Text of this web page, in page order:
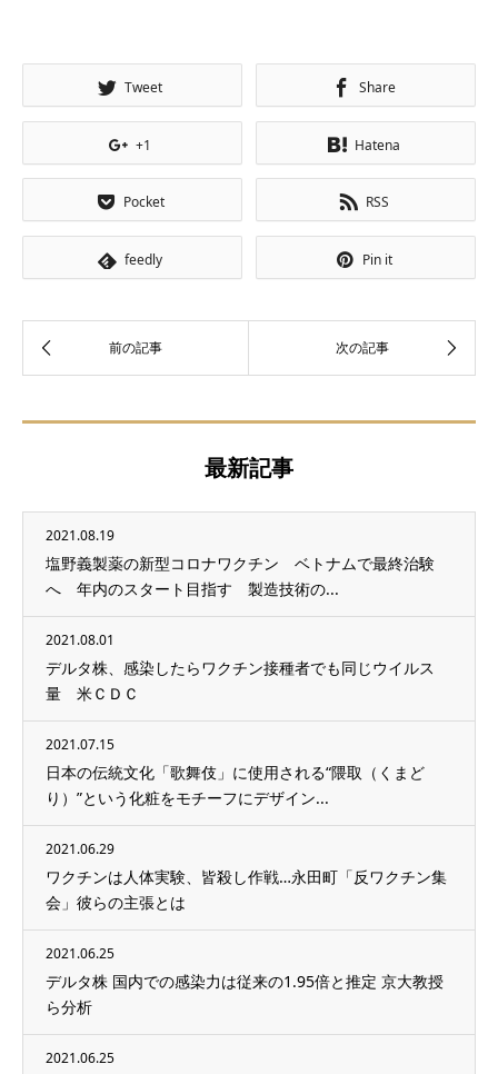
Tweet Share
+1 Hatena
Pocket RSS
feedly Pin it
最新記事
2021.08.19
塩野義製薬の新型コロナワクチン ベトナムで最終治験
へ 年内のスタート目指す 製造技術の...
2021.08.01
デルタ株、感染したらワクチン接種者でも同じウイルス
量 米ＣＤＣ
2021.07.15
日本の伝統文化「歌舞伎」に使用される“隈取（くまど
り）”という化粧をモチーフにデザイン...
2021.06.29
ワクチンは人体実験、皆殺し作戦…永田町「反ワクチン集
会」彼らの主張とは
2021.06.25
デルタ株 国内での感染力は従来の1.95倍と推定 京大教授
ら分析
2021.06.25